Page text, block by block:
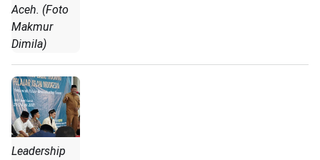
Aceh. (Foto
Makmur
Dimila)
Leadership